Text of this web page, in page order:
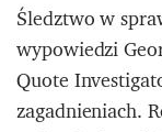
Śledztwo w
wypowiedzi
Quote
zagadnieniach.